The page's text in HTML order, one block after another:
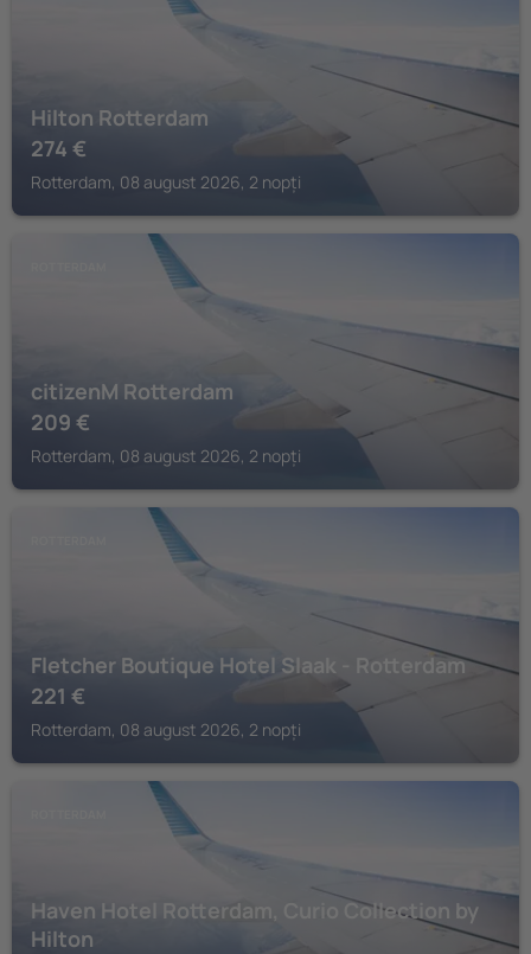
Hilton Rotterdam
274 €
Rotterdam, 08 august 2026, 2 nopți
citizenM Rotterdam
209 €
Rotterdam, 08 august 2026, 2 nopți
Fletcher Boutique Hotel Slaak - Rotterdam
221 €
Rotterdam, 08 august 2026, 2 nopți
Haven Hotel Rotterdam, Curio Collection by
Hilton